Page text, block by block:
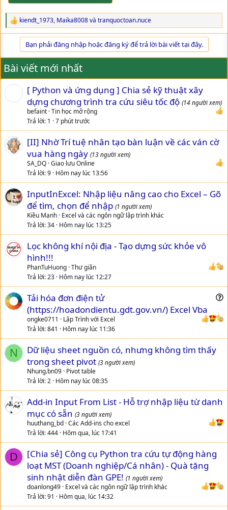
R
e
t
i
o
n
s
kiendt_1973, Maika8008và tranquoctoan.nuce
Bạn phải đăng nhập hoặc đăng ký để trả lời bài viết tại đây.
Bài viết mới nhất
[ Python và ứng dụng ] Chia sẻ kỹ thuật xây
dựng chương trình tra cứu siêu tốc độ (14 người xem)
befaint Tin học mở rộng
Trả lời 1 7 phút trước
[II] Nhờ Trí tuệ nhân tạo bàn luận về các ván cờ
vua hàng ngày (13 người xem)
SA_DQ Giao lưu Online
Trả lời 9 Hôm nay lúc 13:56
InputInExcel: Nhập liệu nâng cao cho Excel – Gõ
để tìm, chọn để nhập (1 người xem)
Kiều Mạnh Excel và các ngôn ngữ lập trình khác
Trả lời 34 Hôm nay lúc 13:25
Lọc không khí nội địa - Tạo dựng sức khỏe vô
hình!!!
PhanTuHuong Thư giãn
Trả lời 23 Hôm nay lúc 12:27
e
t
Tải hóa đơn điện tử
(https://hoadondientu.gdt.gov.vn/) Excel Vba
ongke0711
Lập Trình với Excel
Trả lời 841 Hôm nay lúc 11:36
N
Dữ liệu sheet nguồn có, nhưng không tìm thấy
trong sheet pivot (3 người xem)
Nhung.bn09 Pivot table
Trả lời 2 Hôm nay lúc 08:35
Add-in Input From List - Hỗ trợ nhập liệu từ danh
mục có sẵn (3 người xem)
huuthang_bd Các Add-ins cho excel
Trả lời 444 Hôm qua, lúc 17:41
D
[Chia sẻ] Công cụ Python tra cứu tự động hàng
loạt MST (Doanh nghiệp/Cá nhân) - Quà tặng
sinh nhật diễn đàn GPE! (1 người xem)
doanlong49 Excel và các ngôn ngữ lập trình khác
Trả lời 91 Hôm qua, lúc 14:32